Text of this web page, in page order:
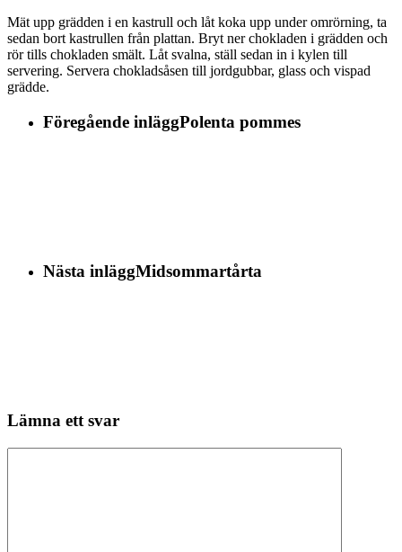
Mät upp grädden i en kastrull och låt koka upp under omrörning, ta
sedan bort kastrullen från plattan. Bryt ner chokladen i grädden och
rör tills chokladen smält. Låt svalna, ställ sedan in i kylen till
servering. Servera chokladsåsen till jordgubbar, glass och vispad
grädde.
Föregående inläggPolenta pommes
Nästa inläggMidsommartårta
Lämna ett svar